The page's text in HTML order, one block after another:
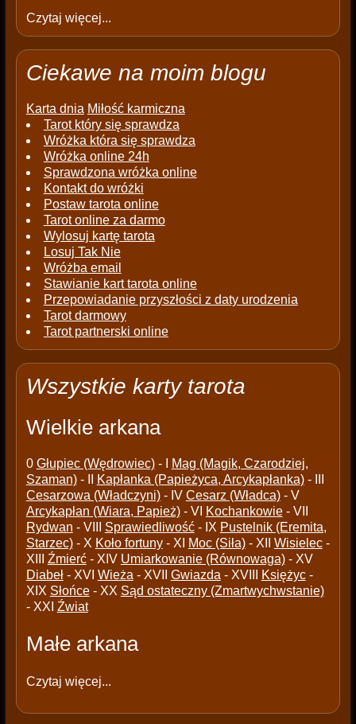
Czytaj więcej...
Ciekawe na moim blogu
Karta dnia Miłość karmiczna
Tarot który się sprawdza
Wróżka która się sprawdza
Wróżka online 24h
Sprawdzona wróżka online
Kontakt do wróżki
Postaw tarota online
Tarot online za darmo
Wylosuj kartę tarota
Losuj Tak Nie
Wróżba email
Stawianie kart tarota online
Przepowiadanie przyszłości z daty urodzenia
Tarot darmowy
Tarot partnerski online
Wszystkie karty tarota
Wielkie arkana
0 Głupiec (Wędrowiec)- I
Mag (Magik, Czarodziej,
Szaman)- II Kapłanka (Papieżyca, Arcykapłanka)- III
Cesarzowa (Władczyni)- IV Cesarz (Władca)- V
Arcykapłan (Wiara, Papież)- VI Kochankowie- VII
Rydwan - VIII Sprawiedliwość- IX Pustelnik (Eremita,
Starzec)- X Koło fortuny- XI Moc (Siła)- XII Wisielec-
XIII Źmierć- XIV Umiarkowanie (Równowaga)- XV
Diabeł- XVI Wieża - XVII Gwiazda - XVIII Księżyc-
XIX Słońce- XX Sąd ostateczny (Zmartwychwstanie)
- XXI Źwiat
Małe arkana
Czytaj więcej...